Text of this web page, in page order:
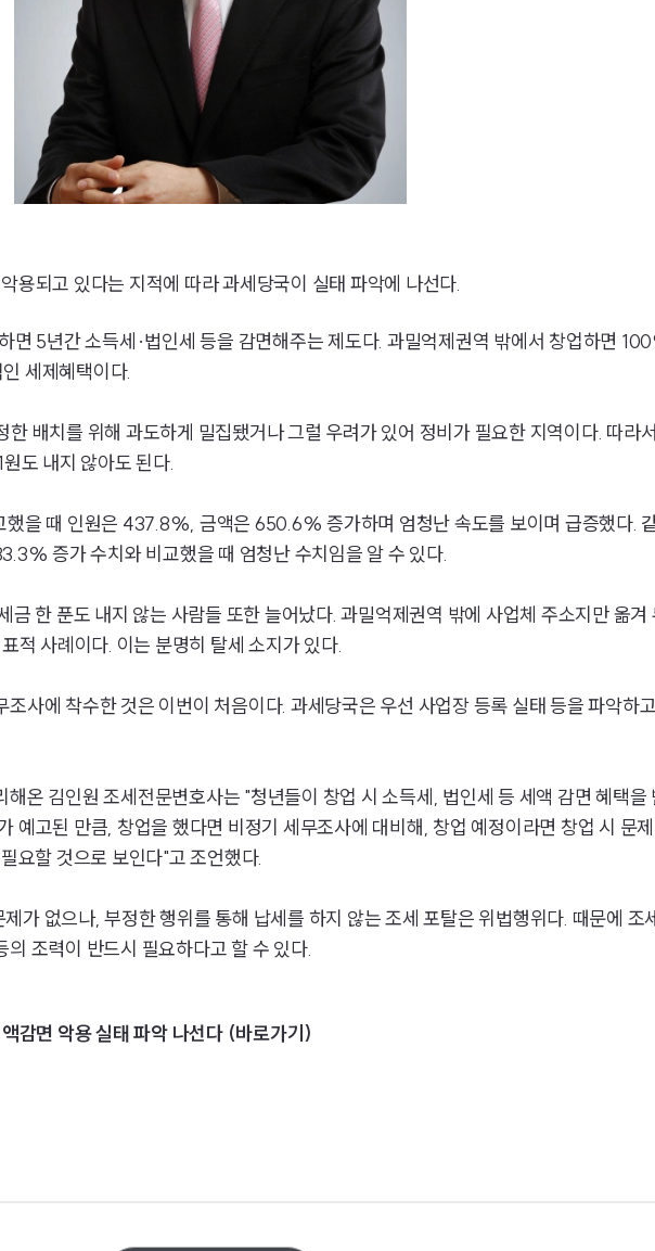
글로
고
용되고 있다는 지적에 따라 과세당국이 실태 파악에 나선다.
5년간 소득세·법인세 등을 감면해주는 제도다. 과밀억제권역 밖에서 창업하면
세제혜택이다.
배치를 위해 과도하게 밀집됐거나 그럴 우려가 있어 정비가 필요한 지역이다. 따라
도 내지 않아도 된다.
을 때 인원은 437.8%, 금액은 650.6% 증가하며 엄청난 속도를 보이며 급증했다.
증가 수치와 비교했을 때 엄청난 수치임을 알 수 있다.
금 한 푼도 내지 않는 사람들 또한 늘어났다. 과밀억제권역 밖에 사업체 주소지만 옮
적 사례이다. 이는 분명히 탈세 소지가 있다.
사에 착수한 것은 이번이 처음이다. 과세당국은 우선 사업장 등록 실태 등을 파악하
온 김인원 조세전문변호사는 "청년들이 창업 시 소득세, 법인세 등 세액 감면 혜택을
예고된 만큼, 창업을 했다면 비정기 세무조사에 대비해, 창업 예정이라면 창업 시 문
요할 것으로 보인다"고 조언했다.
가 없으나, 부정한 행위를 통해 납세를 하지 않는 조세 포탈은 위법행위다. 때문에 조
조력이 반드시 필요하다고 할 수 있다.
감면 악용 실태 파악 나선다 (바로가기)